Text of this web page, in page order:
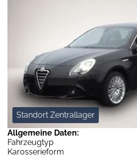
Standort Zentrallager
Allgemeine Daten:
Fahrzeugtyp
Karosserieform